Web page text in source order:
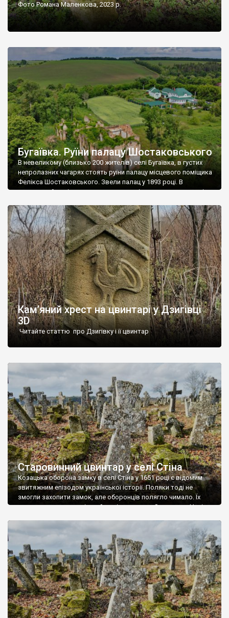
Фото Романа Маленкова, 2023 р.
Бугаївка. Руїни палацу Шостаковського
В невеликому (близько 200 жителів) селі Бугаївка, в густих
непролазних чагарях стоять руїни палацу місцевого поміщика
Фелікса Шостаковського. Звели палац у 1893 році. В
радянський період у ньому спочатку містилася школа, потім
століття тут розмістили туберкульозну лікарню. Коли із
палацу виїхала лікарня – ми точно не […]
Кам’яний хрест на цвинтарі у Дзигівці
3D
Читайте статтю про Дзигівку і її цвинтар
Старовинний цвинтар у селі Стіна
Козацька оборона замку в селі Стіна у 1651 році є відомим
звитяжним епізодом української історії. Поляки тоді не
змогли захопити замок, але оборонців полягло чимало. Їх
поховали на цвинтарі, який тоді називався Замковим. Нині на
ньому чимало хрестів 19 століття, є такі, де епітафії стер […]